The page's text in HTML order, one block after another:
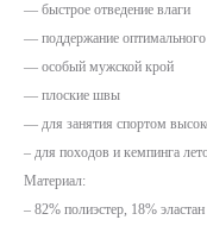
— быстрое отведение влаги
— поддержание оптимального
— особый мужской крой
— плоские швы
— для занятия спортом
– для походов и кемпинга
Материал:
– 82% полиэстер, 18% эластан